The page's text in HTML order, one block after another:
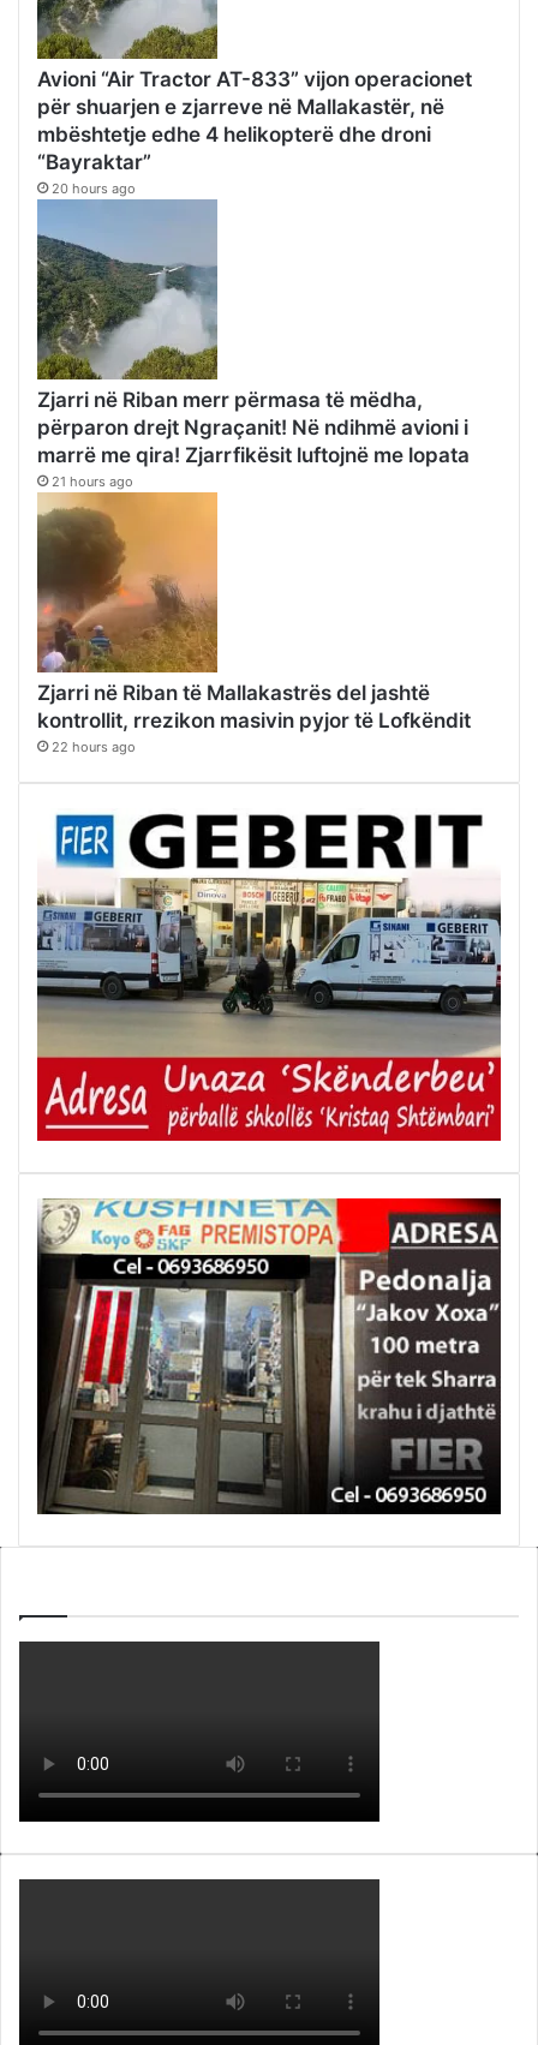
Avioni “Air Tractor AT-833” vijon operacionet
për shuarjen e zjarreve në Mallakastër, në
mbështetje edhe 4 helikopterë dhe droni
“Bayraktar”
20 hours ago
Zjarri në Riban merr përmasa të mëdha,
përparon drejt Ngraçanit! Në ndihmë avioni i
marrë me qira! Zjarrfikësit luftojnë me lopata
21 hours ago
Zjarri në Riban të Mallakastrës del jashtë
kontrollit, rrezikon masivin pyjor të Lofkëndit
22 hours ago